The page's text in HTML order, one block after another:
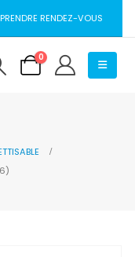
PRENDRE RENDEZ-VOUS
0